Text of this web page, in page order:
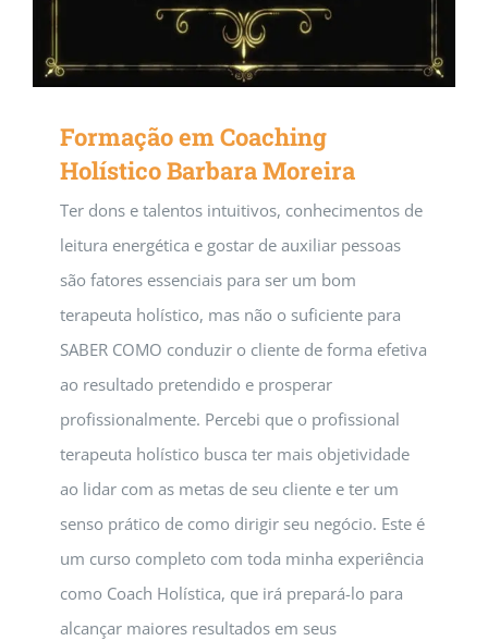
Formação em Coaching
Holístico Barbara Moreira
Ter dons e talentos intuitivos, conhecimentos de
leitura energética e gostar de auxiliar pessoas
são fatores essenciais para ser um bom
terapeuta holístico, mas não o suficiente para
SABER COMO conduzir o cliente de forma efetiva
ao resultado pretendido e prosperar
profissionalmente. Percebi que o profissional
terapeuta holístico busca ter mais objetividade
ao lidar com as metas de seu cliente e ter um
senso prático de como dirigir seu negócio. Este é
um curso completo com toda minha experiência
como Coach Holística, que irá prepará-lo para
alcançar maiores resultados em seus